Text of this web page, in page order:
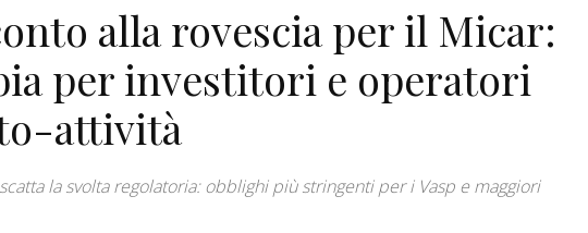
alla rovescia per il Micar:
per investitori e operatori
attività
la svolta regolatoria: obblighi più stringenti per i Vasp e maggiori